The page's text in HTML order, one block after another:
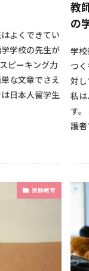
よくできてい
学校の先生が
ピーキング力
な文章でさえ
日本人留学生
教
の
学校
つ
対し
私は
す。
護
家庭教育